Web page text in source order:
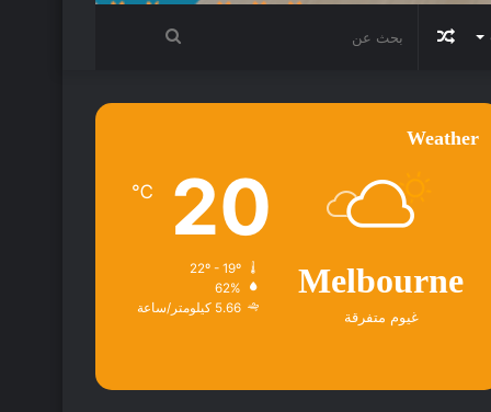
بحث
عن
مقال
عشوائي
Weather
Melbourne
غيوم متفرقة
20
℃
62%
5.66 كيلومتر/ساعة